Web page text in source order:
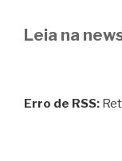
Leia na
Erro de RSS: